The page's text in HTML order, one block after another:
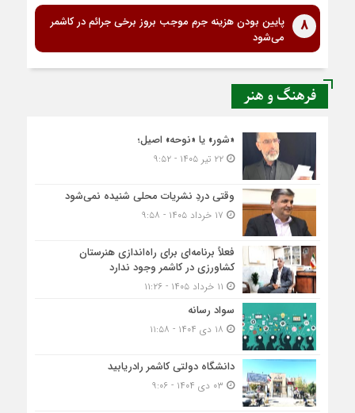
8
پایین بودن هزینه جرم موجب بروز برخی جرائم در کاشمر
می‌شود
فرهنگ و هنر
«شور» یا «نوحه» اصیل؛
۲۲ تیر ۱۴۰۵ - ۹:۵۲
وقتی دردِ نشریات محلی شنیده نمی‌شود
فعلاً برنامه‌ای برای راه‌اندازی هنرستان
کشاورزی در کاشمر وجود ندارد
سواد رسانه
دانشگاه دولتی کاشمر‌ رادریابید